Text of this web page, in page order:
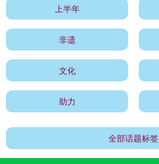
上半年
非遗
文化
助力
全部话题标签